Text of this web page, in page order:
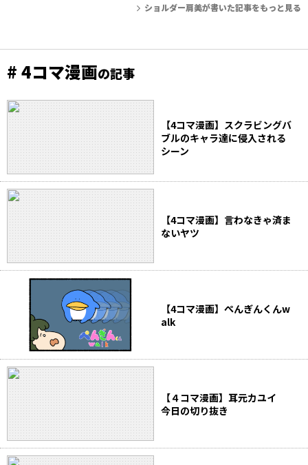
ショルダー肩美が書いた記事をもっと見る
# 4コマ漫画の記事
【4コマ漫画】スクラビングバ
ブルのキャラ達に侵入される
シーン
【4コマ漫画】言わなきゃ済ま
ないヤツ
【4コマ漫画】ぺんぎんくんw
alk
【４コマ漫画】耳元カユイ
今日の切り抜き